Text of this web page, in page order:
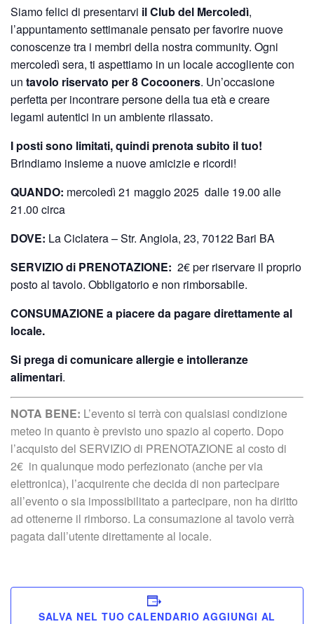
Siamo felici di presentarvi il Club del Mercoledì,
l’appuntamento settimanale pensato per favorire nuove
conoscenze tra i membri della nostra community. Ogni
mercoledì sera, ti aspettiamo in un locale accogliente con
un tavolo riservato per 8 Cocooners. Un’occasione
perfetta per incontrare persone della tua età e creare
legami autentici in un ambiente rilassato.
I posti sono limitati, quindi prenota subito il tuo!
Brindiamo insieme a nuove amicizie e ricordi!
QUANDO: mercoledì 21 maggio 2025 dalle 19.00 alle
21.00 circa
DOVE: La Ciclatera – Str. Angiola, 23, 70122 Bari BA
SERVIZIO di PRENOTAZIONE: 2€ per riservare il proprio
posto al tavolo. Obbligatorio e non rimborsabile.
CONSUMAZIONE a piacere da pagare direttamente al
locale.
Si prega di comunicare allergie e intolleranze
alimentari.
NOTA BENE: L’evento si terrà con qualsiasi condizione
meteo in quanto è previsto uno spazio al coperto. Dopo
l’acquisto del SERVIZIO di PRENOTAZIONE al costo di
2€ in qualunque modo perfezionato (anche per via
elettronica), l’acquirente che decida di non partecipare
all’evento o sia impossibilitato a partecipare, non ha diritto
ad ottenerne il rimborso. La consumazione al tavolo verrà
pagata dall’utente direttamente al locale.
SALVA NEL TUO CALENDARIO